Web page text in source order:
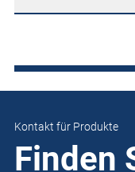
Kontakt für Produkte
Finden